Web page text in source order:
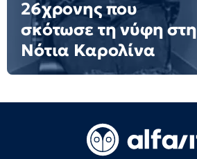
26χρονης που
σκότωσε τη νύφη στη
Νότια Καρολίνα